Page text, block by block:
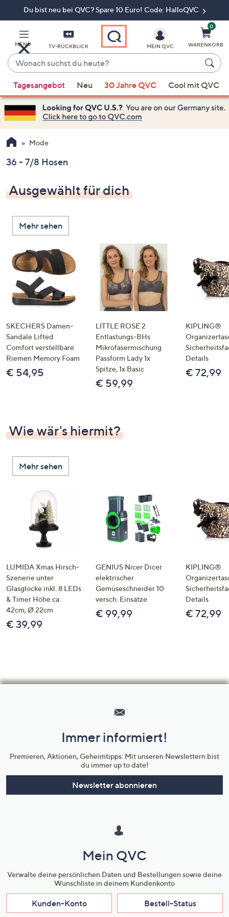
Du bist neu bei QVC? Spare 10 Euro! Code: HalloQVC
MENÜ TV-RÜCKBLICK
Wonach
suchst
du
heute?
Vorschläge
verfügbar
sind,
verwenden
Sie
Pfeiltasten
oben
und
nach
unten
oder
wischen
Sie
Touch-
Geräten
links
bzw.
rechts,
um
diese
MEIN QVC
0
WARENKORB
Tagesangebot Neu 30 Jahre QVC Cool mit QVC
Mode
36 - 7/8 Hosen
Ausgewählt für dich
Mehr sehen
SKECHERS Damen-
Sandale Lifted
Comfort verstellbare
Riemen Memory Foam
€ 54,95
LITTLE ROSE 2
Entlastungs-BHs
Mikrofasermischung
Passform Lady 1x
Spitze, 1x Basic
€ 59,99
KIPLING®
Details
€ 72,99
Wie wär's hiermit?
Mehr sehen
LUMIDA Xmas Hirsch-
Szenerie unter
Glasglocke inkl. 8 LEDs
& Timer Höhe ca.
42cm, Ø 22cm
€ 39,99
GENIUS Nicer Dicer
elektrischer
Gemüseschneider 10
versch. Einsätze
€ 99,99
KIPLING®
Details
€ 72,99
Unternehmensinformationen
Immer informiert!
Premieren, Aktionen, Geheimtipps: Mit unseren Newslettern bist
du immer up to date!
Newsletter abonnieren
Mein QVC
Verwalte deine persönlichen Daten und Bestellungen sowie deine
Wunschliste in deinem Kundenkonto
Kunden-Konto Bestell-Status